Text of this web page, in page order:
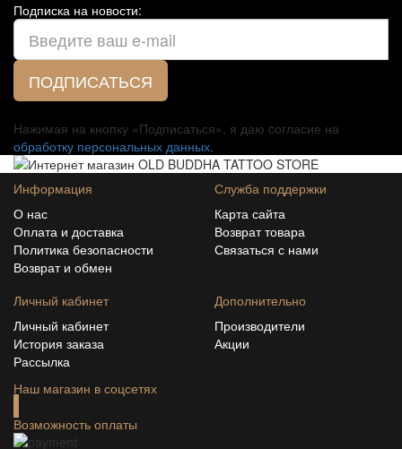
Подписка на новости:
ПОДПИСАТЬСЯ
Нажимая на кнопку «Подписаться», я даю cогласие на
обработку персональных данных.
Информация
О нас
Оплата и доставка
Политика безопасности
Возврат и обмен
Служба поддержки
Карта сайта
Возврат товара
Связаться с нами
Личный кабинет
Личный кабинет
История заказа
Рассылка
Дополнительно
Производители
Акции
Наш магазин в соцсетях
Возможность оплаты